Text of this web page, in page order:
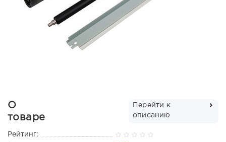
О
товаре
Перейти к
описанию
Рейтинг: